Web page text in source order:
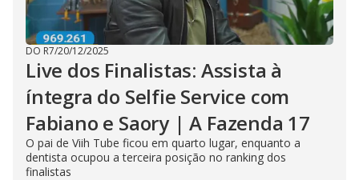
DO R7/20/12/2025
Live dos Finalistas: Assista à
íntegra do Selfie Service com
Fabiano e Saory | A Fazenda 17
O pai de Viih Tube ficou em quarto lugar, enquanto a
dentista ocupou a terceira posição no ranking dos
finalistas